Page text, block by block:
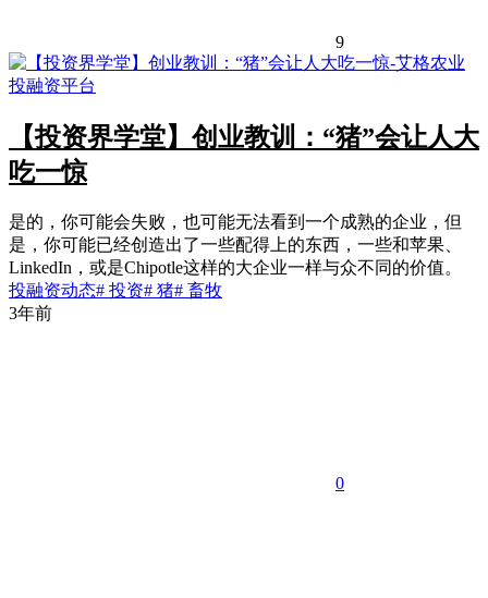
9
【投资界学堂】创业教训：“猪”会让人大
吃一惊
是的，你可能会失败，也可能无法看到一个成熟的企业，但
是，你可能已经创造出了一些配得上的东西，一些和苹果、
LinkedIn，或是Chipotle这样的大企业一样与众不同的价值。
投融资动态# 投资# 猪# 畜牧
3年前
0